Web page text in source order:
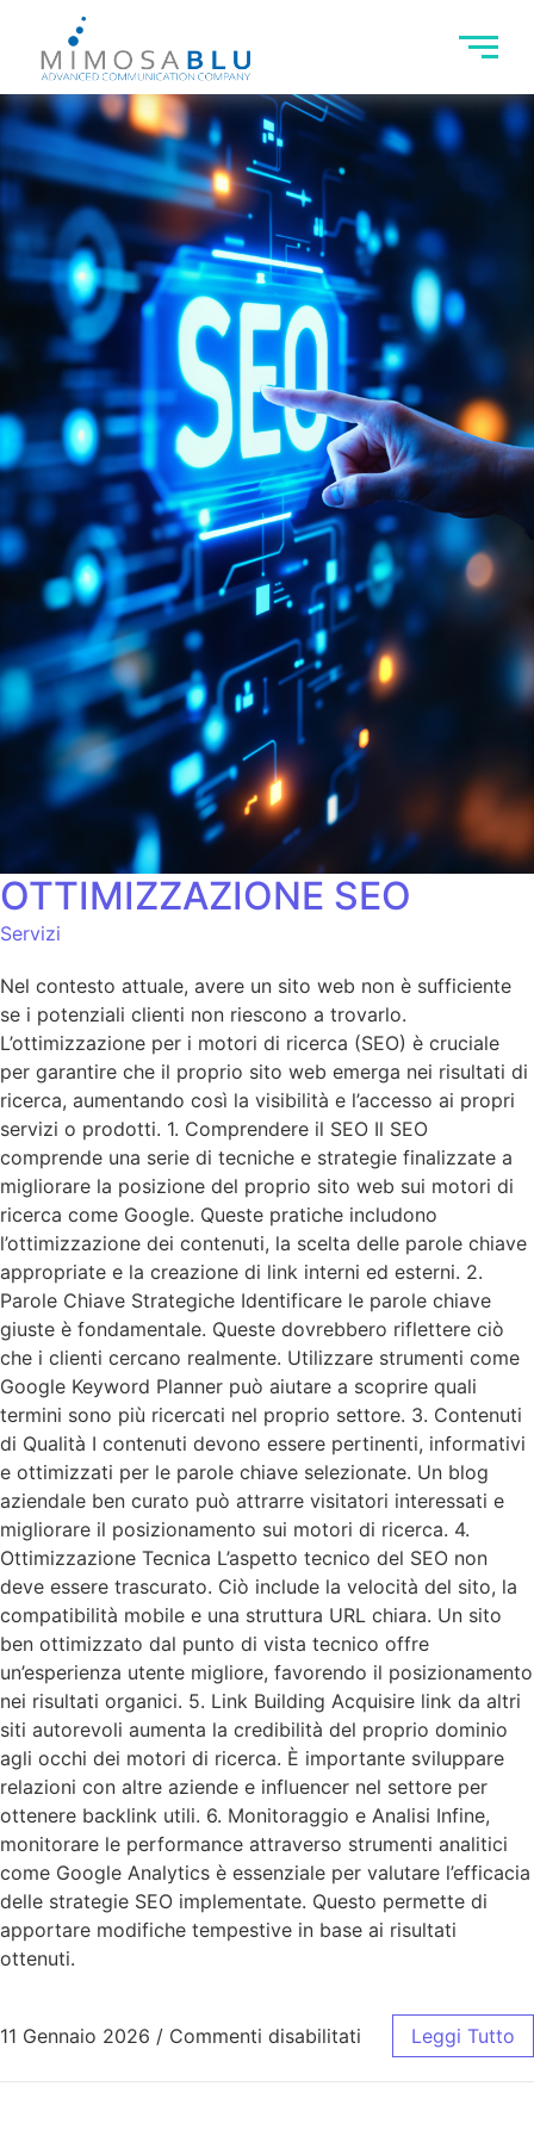
OTTIMIZZAZIONE SEO
Servizi
Nel contesto attuale, avere un sito web non è sufficiente
se i potenziali clienti non riescono a trovarlo.
L’ottimizzazione per i motori di ricerca (SEO) è cruciale
per garantire che il proprio sito web emerga nei risultati di
ricerca, aumentando così la visibilità e l’accesso ai propri
servizi o prodotti. 1. Comprendere il SEO Il SEO
comprende una serie di tecniche e strategie finalizzate a
migliorare la posizione del proprio sito web sui motori di
ricerca come Google. Queste pratiche includono
l’ottimizzazione dei contenuti, la scelta delle parole chiave
appropriate e la creazione di link interni ed esterni. 2.
Parole Chiave Strategiche Identificare le parole chiave
giuste è fondamentale. Queste dovrebbero riflettere ciò
che i clienti cercano realmente. Utilizzare strumenti come
Google Keyword Planner può aiutare a scoprire quali
termini sono più ricercati nel proprio settore. 3. Contenuti
di Qualità I contenuti devono essere pertinenti, informativi
e ottimizzati per le parole chiave selezionate. Un blog
aziendale ben curato può attrarre visitatori interessati e
migliorare il posizionamento sui motori di ricerca. 4.
Ottimizzazione Tecnica L’aspetto tecnico del SEO non
deve essere trascurato. Ciò include la velocità del sito, la
compatibilità mobile e una struttura URL chiara. Un sito
ben ottimizzato dal punto di vista tecnico offre
un’esperienza utente migliore, favorendo il posizionamento
nei risultati organici. 5. Link Building Acquisire link da altri
siti autorevoli aumenta la credibilità del proprio dominio
agli occhi dei motori di ricerca. È importante sviluppare
relazioni con altre aziende e influencer nel settore per
ottenere backlink utili. 6. Monitoraggio e Analisi Infine,
monitorare le performance attraverso strumenti analitici
come Google Analytics è essenziale per valutare l’efficacia
delle strategie SEO implementate. Questo permette di
apportare modifiche tempestive in base ai risultati
ottenuti.
11 Gennaio 2026 / Commenti disabilitati Leggi Tutto